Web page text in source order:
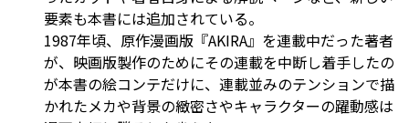
要素も本書には追加されている。
1987年頃、原作漫画版『AKIRA』を連載中だった著者
が、映画版製作のためにその連載を中断し着手したの
が本書の絵コンテだけに、連載並みのテンションで描
かれたメカや背景の緻密さやキャラクターの躍動感は